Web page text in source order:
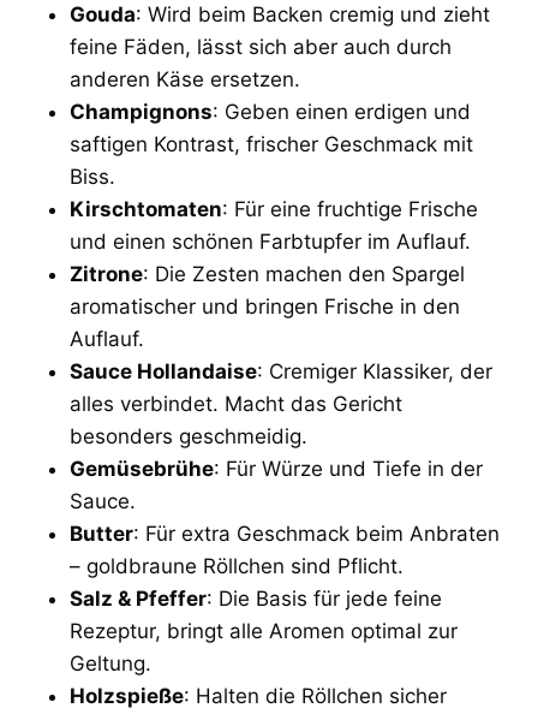
Gouda: Wird beim Backen cremig und zieht
feine Fäden, lässt sich aber auch durch
anderen Käse ersetzen.
Champignons: Geben einen erdigen und
saftigen Kontrast, frischer Geschmack mit
Biss.
Kirschtomaten: Für eine fruchtige Frische
und einen schönen Farbtupfer im Auflauf.
Zitrone: Die Zesten machen den Spargel
aromatischer und bringen Frische in den
Auflauf.
Sauce Hollandaise: Cremiger Klassiker, der
alles verbindet. Macht das Gericht
besonders geschmeidig.
Gemüsebrühe: Für Würze und Tiefe in der
Sauce.
Butter: Für extra Geschmack beim Anbraten
– goldbraune Röllchen sind Pflicht.
Salz & Pfeffer: Die Basis für jede feine
Rezeptur, bringt alle Aromen optimal zur
Geltung.
Holzspieße: Halten die Röllchen sicher